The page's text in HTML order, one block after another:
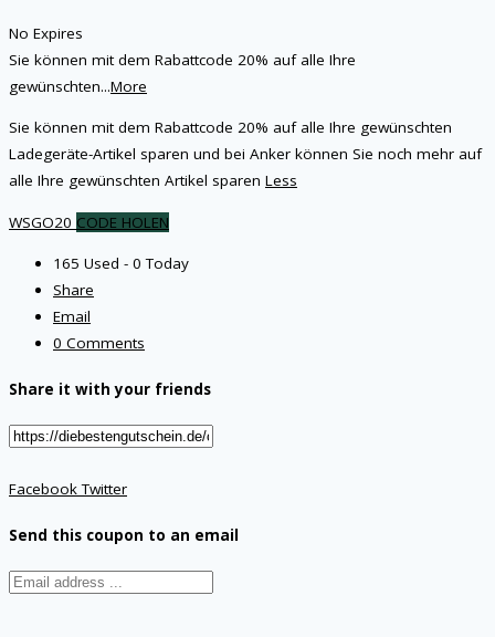
No Expires
Sie können mit dem Rabattcode 20% auf alle Ihre
gewünschten...More
Sie können mit dem Rabattcode 20% auf alle Ihre gewünschten
Ladegeräte-Artikel sparen und bei Anker können Sie noch mehr auf
alle Ihre gewünschten Artikel sparen Less
WSGO20 CODE HOLEN
165 Used - 0 Today
Share
Email
0 Comments
Share it with your friends
FacebookTwitter
Send this coupon to an email